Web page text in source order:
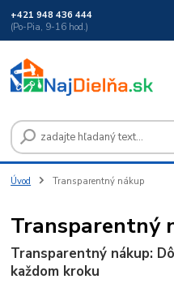
+421 948 436 444
(Po-Pia, 9-16 hod.)
Úvod Transparentný nákup
Transparentný
Transparentný nákup:
každom kroku